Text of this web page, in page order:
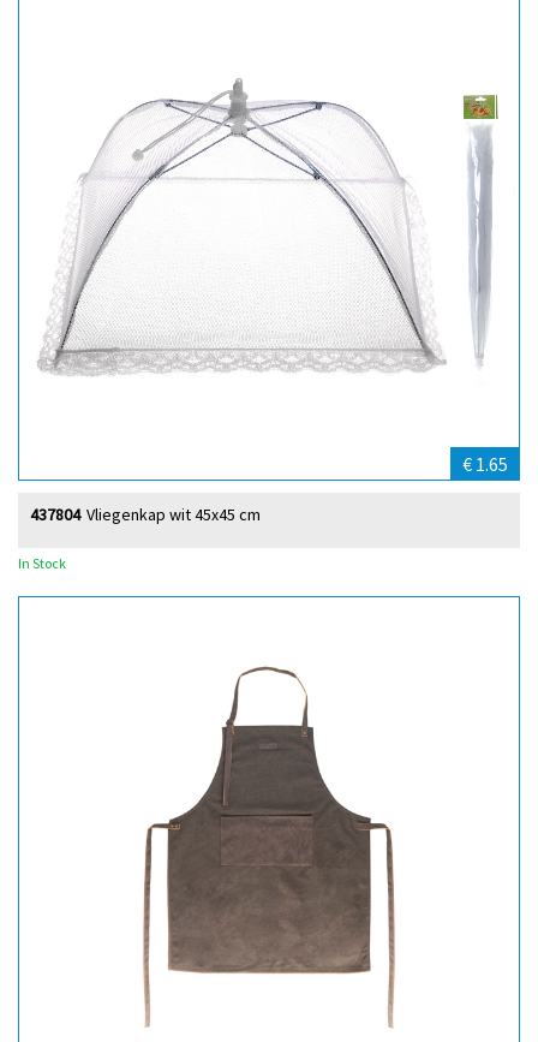
€ 1.65
Vliegenkap wit 45x45 cm
437804
In Stock